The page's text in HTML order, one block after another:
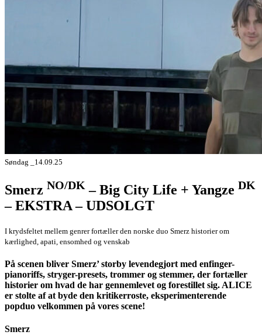
Søndag _14.09.25
Smerz NO/DK – Big City Life + Yangze DK
– EKSTRA – UDSOLGT
I krydsfeltet mellem genrer fortæller den norske duo Smerz historier om
kærlighed, apati, ensomhed og venskab
På scenen bliver Smerz’ storby levendegjort med enfinger-
pianoriffs, stryger-presets, trommer og stemmer, der fortæller
historier om hvad de har gennemlevet og forestillet sig. ALICE
er stolte af at byde den kritikerroste, eksperimenterende
popduo velkommen på vores scene!
Smerz